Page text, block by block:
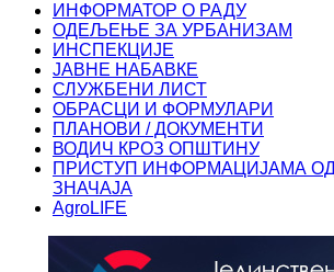
ИНФОРМАТОР О РАДУ
ОДЕЉЕЊЕ ЗА УРБАНИЗАМ
ИНСПЕКЦИЈЕ
ЈАВНЕ НАБАВКЕ
СЛУЖБЕНИ ЛИСТ
ОБРАСЦИ И ФОРМУЛАРИ
ПЛАНОВИ / ДОКУМЕНТИ
ВОДИЧ КРОЗ ОПШТИНУ
ПРИСТУП ИНФОРМАЦИЈАМА
ЗНАЧАЈА
AgroLIFE